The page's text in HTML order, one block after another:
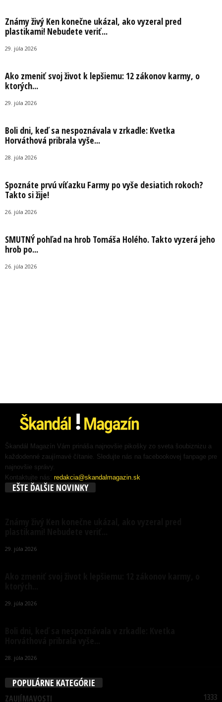
Známy živý Ken konečne ukázal, ako vyzeral pred
plastikami! Nebudete veriť...
29. júla 2026
Ako zmeniť svoj život k lepšiemu: 12 zákonov karmy, o
ktorých...
29. júla 2026
Boli dni, keď sa nespoznávala v zrkadle: Kvetka
Horváthová pribrala vyše...
28. júla 2026
Spoznáte prvú víťazku Farmy po vyše desiatich rokoch?
Takto si žije!
26. júla 2026
SMUTNÝ pohľad na hrob Tomáša Holého. Takto vyzerá jeho
hrob po...
26. júla 2026
Škandál Magazín Vám prináša najnovšie pikošky zo sveta šoubiznizu a
každodenné zaujímavé čítanie. Sledujte nás na facebookovej fanpage pre
najnovšie správy.
Kontaktujte nás: redakcia@skandalmagazin.sk
EŠTE ĎALŠIE NOVINKY
29. júla 2026
29. júla 2026
28. júla 2026
POPULÁRNE KATEGÓRIE
ZAUJÍMAVOSTI 1333